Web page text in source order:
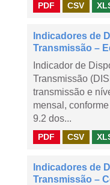
PDF CSV
Indicadores de
Transmissão –
Indicador de
Transmissão
transmissão e
mensal,
9.2 dos...
PDF CSV
Indicadores de
Transmissão –